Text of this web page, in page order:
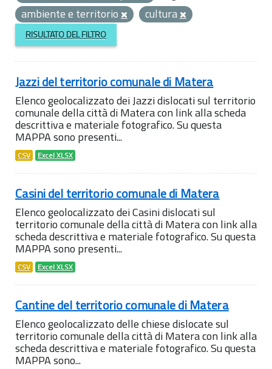
ambiente e territorio
cultura
RISULTATO DEL FILTRO
Jazzi del territorio comunale di Matera
Elenco geolocalizzato dei Jazzi dislocati sul territorio
comunale della città di Matera con link alla scheda
descrittiva e materiale fotografico. Su questa
MAPPA sono presenti...
CSV Excel XLSX
Casini del territorio comunale di Matera
Elenco geolocalizzato dei Casini dislocati sul
territorio comunale della città di Matera con link alla
scheda descrittiva e materiale fotografico. Su questa
MAPPA sono presenti...
CSV Excel XLSX
Cantine del territorio comunale di Matera
Elenco geolocalizzato delle chiese dislocate sul
territorio comunale della città di Matera con link alla
scheda descrittiva e materiale fotografico. Su questa
MAPPA sono...